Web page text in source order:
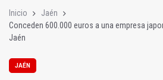
Inicio
Jaén
Conceden 600.000 euros a una empresa
Jaén
JAÉN